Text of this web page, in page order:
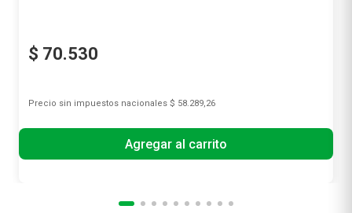
$ 70.530
Precio sin impuestos nacionales $ 58.289,26
Agregar al carrito